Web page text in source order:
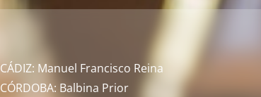
CÁDIZ: Manuel Francisco Reina
CÓRDOBA: Balbina Prior